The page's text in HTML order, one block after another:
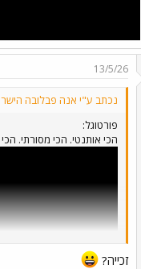
13/5/26
נכתב ע"י אנה פבלובה
פורטוגל:
הכי אותנטי. הכי מסורתי.
זכייה?